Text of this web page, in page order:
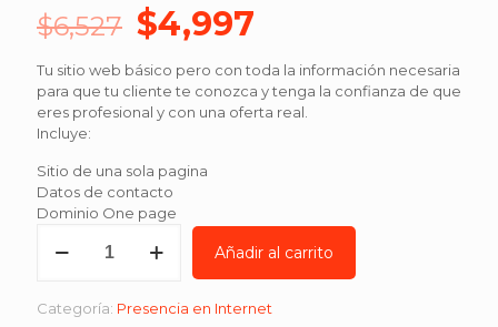
$6,527 El
precio
original
era:
$6,527.
$4,997
precio
actual
es:
Tu sitio web básico pero con toda la información necesaria
para que tu cliente te conozca y tenga la confianza de que
eres profesional y con una oferta real.
Incluye:
Sitio de una sola pagina
Datos de contacto
Dominio One page
One
cantidad
Añadir al carrito
Categoría: Presencia en Internet